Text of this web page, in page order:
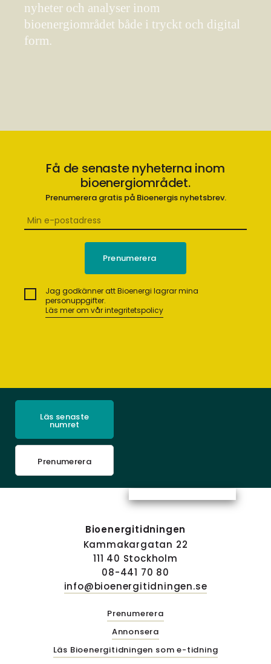
nyheter och analyser inom
bioenergiområdet både i tryckt och digital
form.
Få de senaste nyheterna inom
bioenergiområdet.
Prenumerera gratis på Bioenergis nyhetsbrev.
Jag godkänner att Bioenergi lagrar mina
personuppgifter.
Läs mer om vår integritetspolicy
Läs senaste
numret
Prenumerera
Bioenergitidningen
Kammakargatan 22
111 40 Stockholm
08-441 70 80
info@bioenergitidningen.se
Prenumerera
Annonsera
Läs Bioenergitidningen som e-tidning